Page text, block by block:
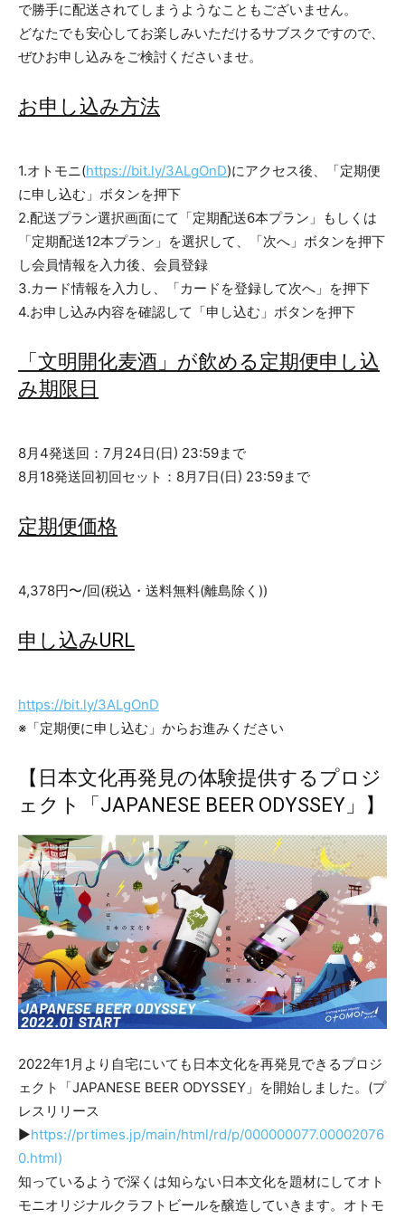
で勝手に配送されてしまうようなこともございません。
どなたでも安心してお楽しみいただけるサブスクですので、
ぜひお申し込みをご検討くださいませ。
お申し込み方法
1.オトモニ(https://bit.ly/3ALgOnD)にアクセス後、「定期便
に申し込む」ボタンを押下
2.配送プラン選択画面にて「定期配送6本プラン」もしくは
「定期配送12本プラン」を選択して、「次へ」ボタンを押下
し会員情報を入力後、会員登録
3.カード情報を入力し、「カードを登録して次へ」を押下
4.お申し込み内容を確認して「申し込む」ボタンを押下
「文明開化麦酒」が飲める定期便申し込
み期限日
8月4発送回：7月24日(日) 23:59まで
8月18発送回初回セット：8月7日(日) 23:59まで
定期便価格
4,378円〜/回(税込・送料無料(離島除く))
申し込みURL
https://bit.ly/3ALgOnD
※「定期便に申し込む」からお進みください
【日本文化再発見の体験提供するプロジ
ェクト「JAPANESE BEER ODYSSEY」】
2022年1月より自宅にいても日本文化を再発見できるプロジ
ェクト「JAPANESE BEER ODYSSEY」を開始しました。(プ
レスリリース
▶︎https://prtimes.jp/main/html/rd/p/000000077.00002076
0.html)
知っているようで深くは知らない日本文化を題材にしてオト
モニオリジナルクラフトビールを醸造していきます。オトモ